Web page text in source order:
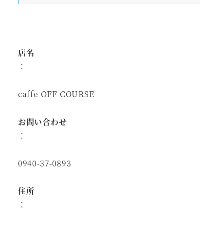
店名
：
caffe OFF COURSE
お問い合わせ
：
0940-37-0893
住所
：